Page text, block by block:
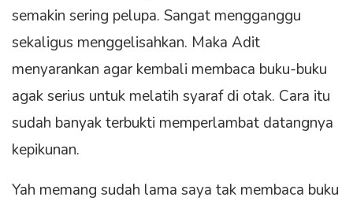
semakin sering pelupa. Sangat mengganggu
sekaligus menggelisahkan. Maka Adit
menyarankan agar kembali membaca buku-buku
agak serius untuk melatih syaraf di otak. Cara itu
sudah banyak terbukti memperlambat datangnya
kepikunan.
Yah memang sudah lama saya tak membaca buku